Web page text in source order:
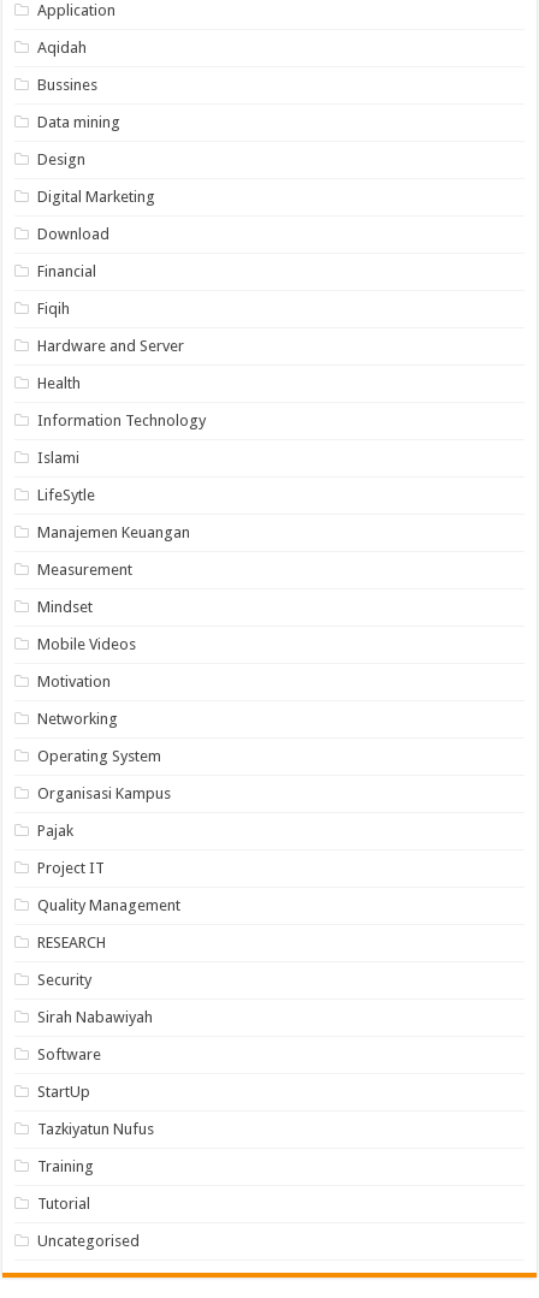
Application
Aqidah
Bussines
Data mining
Design
Digital Marketing
Download
Financial
Fiqih
Hardware and Server
Health
Information Technology
Islami
LifeSytle
Manajemen Keuangan
Measurement
Mindset
Mobile Videos
Motivation
Networking
Operating System
Organisasi Kampus
Pajak
Project IT
Quality Management
RESEARCH
Security
Sirah Nabawiyah
Software
StartUp
Tazkiyatun Nufus
Training
Tutorial
Uncategorised